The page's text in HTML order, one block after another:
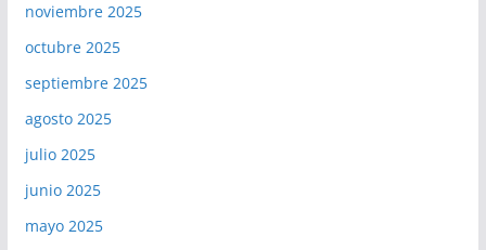
noviembre 2025
octubre 2025
septiembre 2025
agosto 2025
julio 2025
junio 2025
mayo 2025